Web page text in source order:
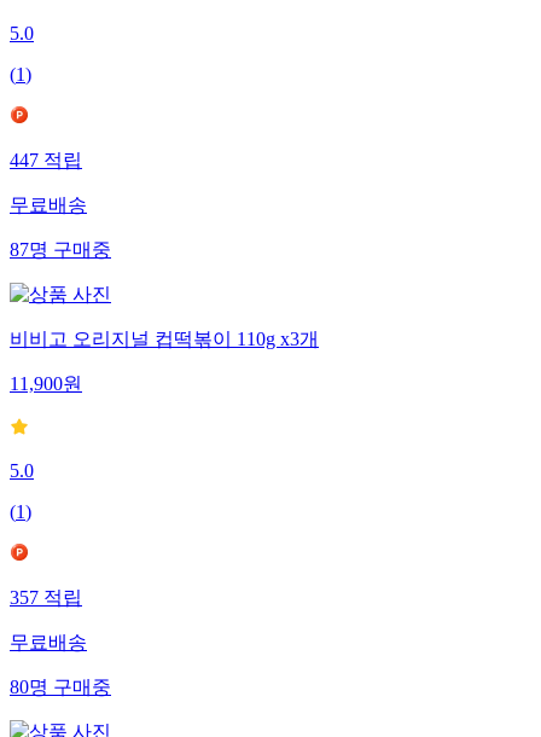
5.0
(1)
447적립
무료배송
87명구매중
비비고 오리지널 컵떡볶이 110g x3개
11,900원
5.0
(1)
357적립
무료배송
80명구매중